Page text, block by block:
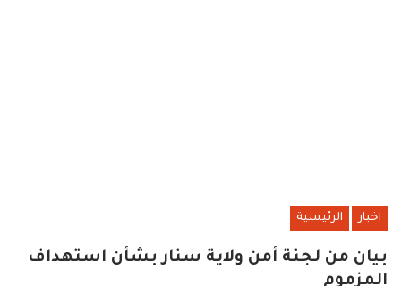
اخبار الرئيسية
بيان من لجنة أمن ولاية سنار بشأن استهداف
المزموم